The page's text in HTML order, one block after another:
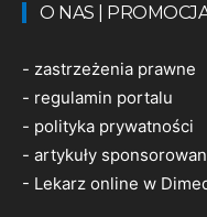
O NAS |
- zastrzeżenia prawne
- regulamin portalu
- polityka prywatności
- artykuły
- Lekarz online w